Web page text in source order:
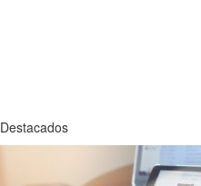
Destacados